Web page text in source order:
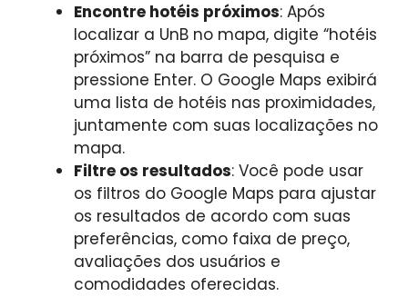
Encontre hotéis próximos: Após
localizar a UnB no mapa, digite “hotéis
próximos” na barra de pesquisa e
pressione Enter. O Google Maps exibirá
uma lista de hotéis nas proximidades,
juntamente com suas localizações no
mapa.
Filtre os resultados: Você pode usar
os filtros do Google Maps para ajustar
os resultados de acordo com suas
preferências, como faixa de preço,
avaliações dos usuários e
comodidades oferecidas.